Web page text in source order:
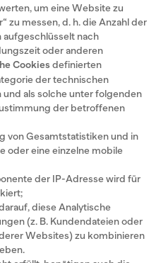
um eine Website zu
zu messen, d. h. die Anzahl der
aufgeschlüsselt nach
oder anderen
Cookies definierten
der technischen
als solche unter folgenden
der betroffenen
von Gesamtstatistiken und in
oder eine einzelne mobile
der IP-Adresse wird für
diese Analytische
(z. B. Kundendateien oder
Websites) zu kombinieren